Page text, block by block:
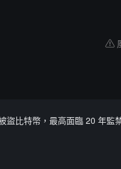
盜比特幣，最高面臨 20 年監